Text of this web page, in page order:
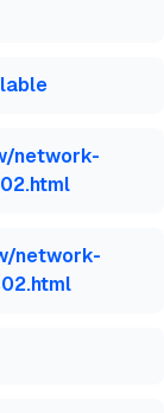
network-
network-